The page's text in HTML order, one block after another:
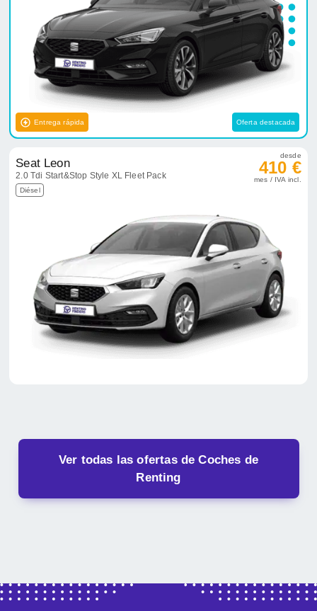
Entrega rápida Oferta destacada
Seat Leon
2.0 Tdi Start&Stop Style XL Fleet Pack
Diésel
desde
410 €
mes / IVA incl.
Ver todas las ofertas de Coches de
Renting